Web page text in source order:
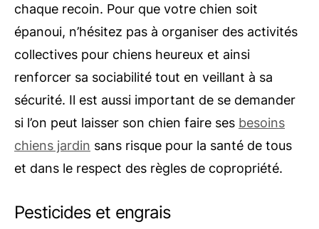
chaque recoin. Pour que votre chien soit
épanoui, n’hésitez pas à organiser des activités
collectives pour chiens heureux et ainsi
renforcer sa sociabilité tout en veillant à sa
sécurité. Il est aussi important de se demander
si l’on peut laisser son chien faire ses besoins
chiens jardin sans risque pour la santé de tous
et dans le respect des règles de copropriété.
Pesticides et engrais